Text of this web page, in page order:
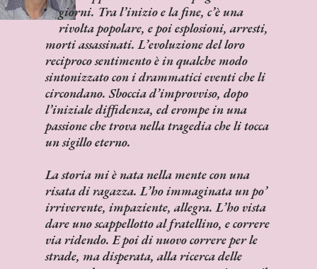
giorni. Tra l’inizio e la fine, c’è una
rivolta popolare, e poi esplosioni, arresti,
morti assassinati. L’evoluzione del loro
reciproco sentimento è in qualche modo
sintonizzato con i drammatici eventi che li
circondano. Sboccia d’improvviso, dopo
l’iniziale diffidenza, ed erompe in una
passione che trova nella tragedia che li tocca
un sigillo eterno.
La storia mi è nata nella mente con una
risata di ragazza. L’ho immaginata un po’
irriverente, impaziente, allegra. L’ho vista
dare uno scappellotto al fratellino, e correre
via ridendo. E poi di nuovo correre per le
strade, ma disperata, alla ricerca delle